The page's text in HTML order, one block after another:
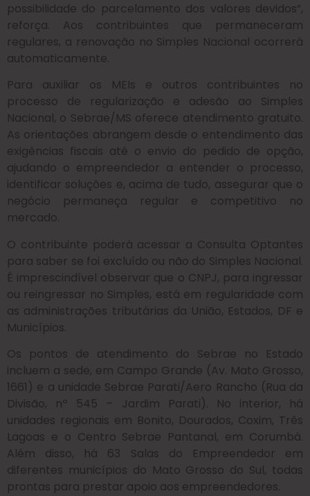
possibilidade do parcelamento dos valores devidos”,
reforça. Aos contribuintes que permaneceram
regulares, a renovação no Simples Nacional ocorrerá
automaticamente.
Para auxiliar os MEIs e outros contribuintes no
processo de regularização e adesão ao Simples
Nacional, o Sebrae/MS oferece atendimento gratuito.
As orientações abrangem desde o entendimento das
exigências fiscais até o envio do pedido de opção,
ajudando o empreendedor a entender o processo,
identificar soluções e, acima de tudo, assegurar que o
negócio permaneça regular e competitivo no
mercado.
O contribuinte poderá acessar a Consulta Optantes
para saber se foi excluído ou não do Simples Nacional.
É imprescindível observar que o CNPJ, para ingressar
ou reingressar no Simples, está em regularidade com
as administrações tributárias da União, Estados, DF e
Municípios.
Os pontos de atendimento do Sebrae no Estado
incluem a sede, em Campo Grande (Av. Mato Grosso,
1661) e a unidade Sebrae Parati/Aero Rancho (Rua da
Divisão, nº 545 – Jardim Parati). No interior, há
unidades regionais em Bonito, Dourados, Coxim, Três
Lagoas e o Centro Sebrae Pantanal, em Corumbá.
Além disso, há 63 Salas do Empreendedor em
diferentes municípios do Mato Grosso do Sul, todas
prontas para prestar apoio aos empreendedores.